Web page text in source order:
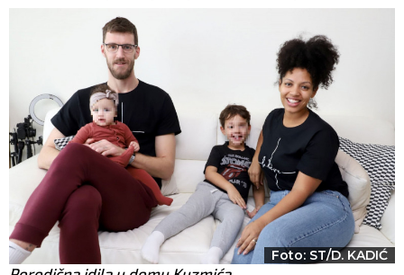
Foto: ST/D. KADIĆ